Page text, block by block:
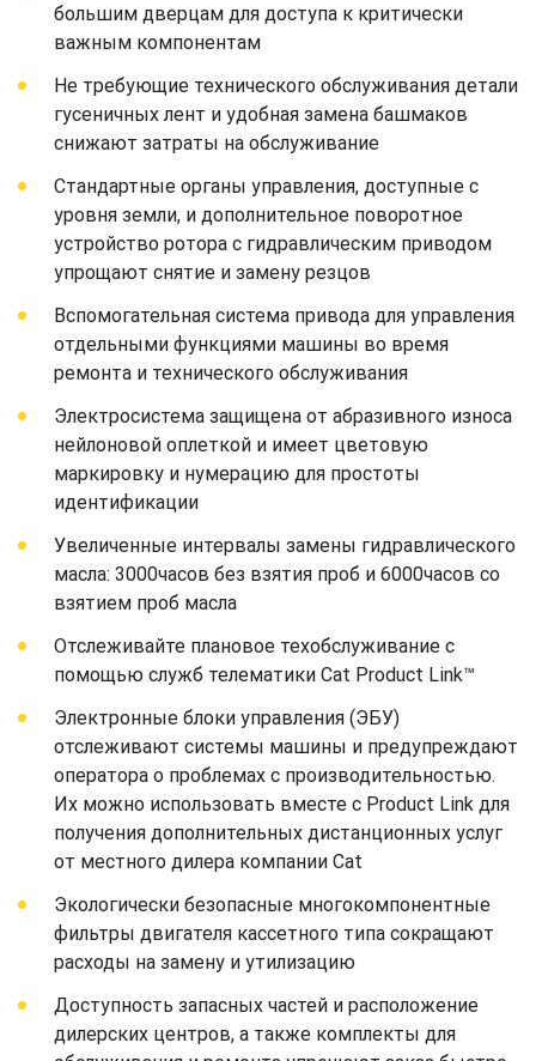
большим дверцам для доступа к критически
важным компонентам
Не требующие технического обслуживания детали
гусеничных лент и удобная замена башмаков
снижают затраты на обслуживание
Стандартные органы управления, доступные с
уровня земли, и дополнительное поворотное
устройство ротора с гидравлическим приводом
упрощают снятие и замену резцов
Вспомогательная система привода для управления
отдельными функциями машины во время
ремонта и технического обслуживания
Электросистема защищена от абразивного износа
нейлоновой оплеткой и имеет цветовую
маркировку и нумерацию для простоты
идентификации
Увеличенные интервалы замены гидравлического
масла: 3000часов без взятия проб и 6000часов со
взятием проб масла
Отслеживайте плановое техобслуживание с
помощью служб телематики Cat Product Link™
Электронные блоки управления (ЭБУ)
отслеживают системы машины и предупреждают
оператора о проблемах с производительностью.
Их можно использовать вместе с Product Link для
получения дополнительных дистанционных услуг
от местного дилера компании Cat
Экологически безопасные многокомпонентные
фильтры двигателя кассетного типа сокращают
расходы на замену и утилизацию
Доступность запасных частей и расположение
дилерских центров, а также комплекты для